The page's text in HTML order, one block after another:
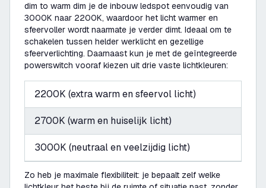
dim to warm dim je de inbouw ledspot eenvoudig van
3000K naar 2200K, waardoor het licht warmer en
sfeervoller wordt naarmate je verder dimt. Ideaal om te
schakelen tussen helder werklicht en gezellige
sfeerverlichting. Daarnaast kun je met de geïntegreerde
powerswitch vooraf kiezen uit drie vaste lichtkleuren:
2200K (extra warm en sfeervol licht)
2700K (warm en huiselijk licht)
3000K (neutraal en veelzijdig licht)
Zo heb je maximale flexibiliteit: je bepaalt zelf welke